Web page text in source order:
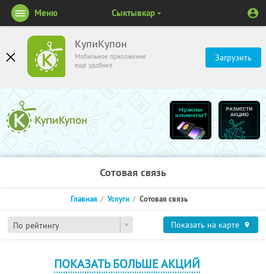
КупиКупон
Мобильное приложение
ещё удобнее
Загрузить
Меню Сыктывкар
Сотовая связь
По рейтингу
Главная Услуги Сотовая связь
Показать на карте
ПОКАЗАТЬ БОЛЬШЕ АКЦИЙ